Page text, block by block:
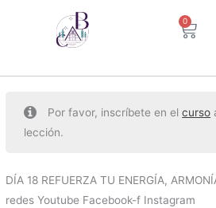
0
Cart
Por favor, inscríbete en elcurso
lección.
DÍA 18 REFUERZA TU ENERGÍA,
redes Youtube Facebook-f Instagram